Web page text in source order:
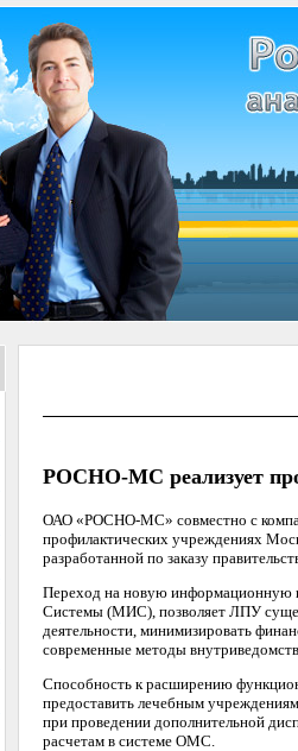
РОСНО-МС реализует
ОАО «РОСНО-МС» совместно с
профилактических учреждениях
разработанной по заказу
Переход на новую информационную
Системы (МИС), позволяет ЛПУ
деятельности, минимизировать
современные методы
Способность к расширению
предоставить лечебным
при проведении дополнительной
расчетам в системе ОМС.